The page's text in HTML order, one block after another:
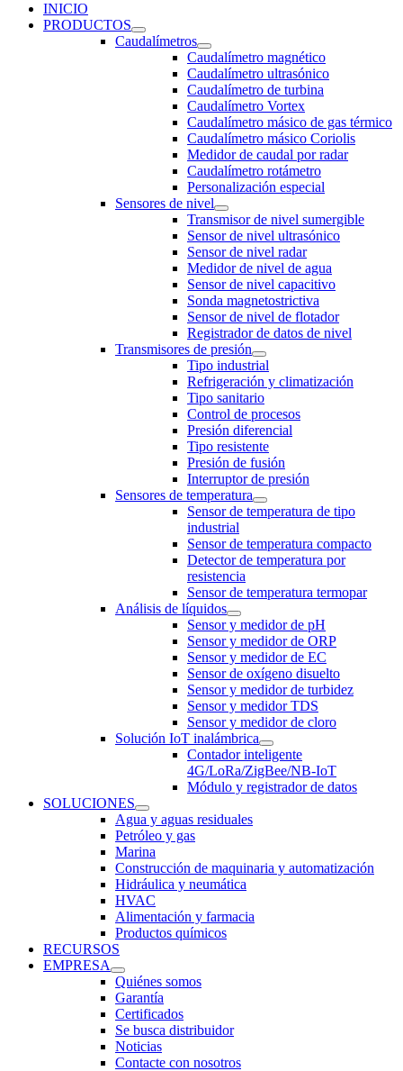
INICIO
PRODUCTOS
Caudalímetros
Caudalímetro magnético
Caudalímetro ultrasónico
Caudalímetro de turbina
Caudalímetro Vortex
Caudalímetro másico de gas térmico
Caudalímetro másico Coriolis
Medidor de caudal por radar
Caudalímetro rotámetro
Personalización especial
Sensores de nivel
Transmisor de nivel sumergible
Sensor de nivel ultrasónico
Sensor de nivel radar
Medidor de nivel de agua
Sensor de nivel capacitivo
Sonda magnetostrictiva
Sensor de nivel de flotador
Registrador de datos de nivel
Transmisores de presión
Tipo industrial
Refrigeración y climatización
Tipo sanitario
Control de procesos
Presión diferencial
Tipo resistente
Presión de fusión
Interruptor de presión
Sensores de temperatura
Sensor de temperatura de tipo
industrial
Sensor de temperatura compacto
Detector de temperatura por
resistencia
Sensor de temperatura termopar
Análisis de líquidos
Sensor y medidor de pH
Sensor y medidor de ORP
Sensor y medidor de EC
Sensor de oxígeno disuelto
Sensor y medidor de turbidez
Sensor y medidor TDS
Sensor y medidor de cloro
Solución IoT inalámbrica
Contador inteligente
4G/LoRa/ZigBee/NB-IoT
Módulo y registrador de datos
SOLUCIONES
Agua y aguas residuales
Petróleo y gas
Marina
Construcción de maquinaria y automatización
Hidráulica y neumática
HVAC
Alimentación y farmacia
Productos químicos
RECURSOS
EMPRESA
Quiénes somos
Garantía
Certificados
Se busca distribuidor
Noticias
Contacte con nosotros